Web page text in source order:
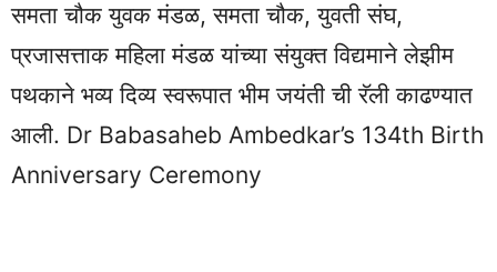
समता चौक युवक मंडळ, समता चौक, युवती संघ,
प्रजासत्ताक महिला मंडळ यांच्या संयुक्त विद्यमाने लेझीम
पथकाने भव्य दिव्य स्वरूपात भीम जयंती ची रॅली काढण्यात
आली. Dr Babasaheb Ambedkar’s 134th Birth
Anniversary Ceremony